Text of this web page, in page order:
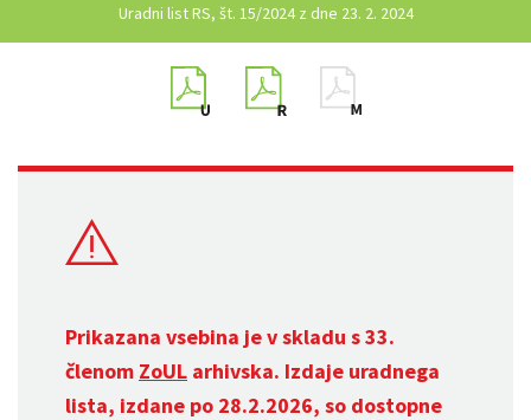
Uradni list RS, št. 15/2024 z dne 23. 2. 2024
Prikazana vsebina je v skladu s 33.
členom ZoUL arhivska. Izdaje uradnega
lista, izdane po 28.2.2026, so dostopne